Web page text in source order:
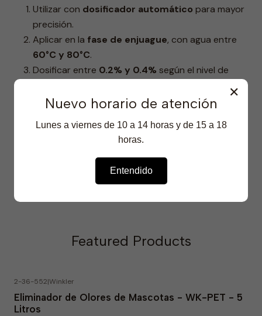
Utilizar con dosificador automático para mayor
precisión.
Aplicar en la fase de enjuague, con agua entre
60°C y 80°C.
Dosificar entre 0.2% y 0.4% según el nivel de
Featured Products
2-36-552|Winkler
Eliminador de Olores de Mascotas - WK-PET - 5
Litros
✕
Nuevo horario de atención
Lunes a viernes de 10 a 14 horas y de 15 a 18
horas.
Entendido